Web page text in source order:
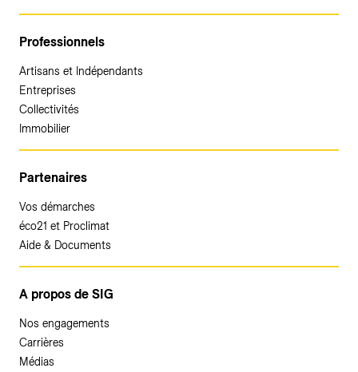
Professionnels
Artisans et Indépendants
Entreprises
Collectivités
Immobilier
Partenaires
Vos démarches
éco21 et Proclimat
Aide & Documents
A propos de SIG
Nos engagements
Carrières
Médias